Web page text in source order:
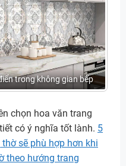
trong không gian bếp
chọn hoa văn trang
có ý nghĩa tốt lành. 5
sẽ phù hợp hơn khi
theo hướng trang